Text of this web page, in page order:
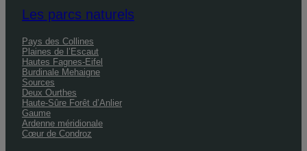
Les parcs naturels
Pays des Collines
Plaines de l’Escaut
Hautes Fagnes-Eifel
Burdinale Mehaigne
Sources
Deux Ourthes
Haute-Sûre Forêt d’Anlier
Gaume
Ardenne méridionale
Cœur de Condroz